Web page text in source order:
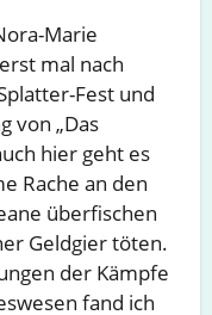
Marie
mal nach
Fest und
von „Das
hier geht es
Rache an den
überfischen
Geldgier töten.
der Kämpfe
fand ich